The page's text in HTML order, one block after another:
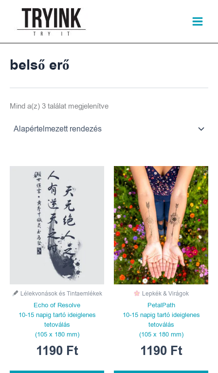
content
belső erő
Mind a(z) 3 találat megjelenítve
Lélekvonások és Tintaemlékek
Echo of Resolve
10-15 napig tartó ideiglenes
tetoválás
(105 x 180 mm)
1190 Ft
Lepkék & Virágok
PetalPath
10-15 napig tartó ideiglenes
tetoválás
(105 x 180 mm)
1190 Ft